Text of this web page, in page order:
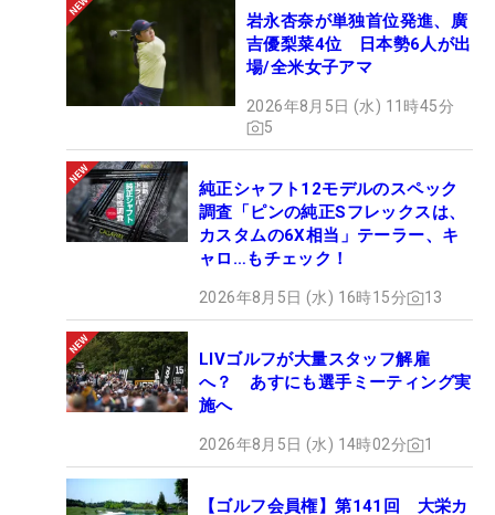
岩永杏奈が単独首位発進、廣
吉優梨菜4位 日本勢6人が出
場/全米女子アマ
2026年8月5日 (水) 11時45分
5
純正シャフト12モデルのスペック
調査「ピンの純正Sフレックスは、
カスタムの6X相当」テーラー、キ
ャロ…もチェック！
2026年8月5日 (水) 16時15分 13
LIVゴルフが大量スタッフ解雇
へ？ あすにも選手ミーティング実
施へ
2026年8月5日 (水) 14時02分 1
【ゴルフ会員権】第141回 大栄カ